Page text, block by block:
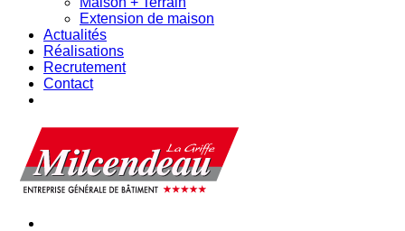
Extension de maison
Actualités
Réalisations
Recrutement
Contact